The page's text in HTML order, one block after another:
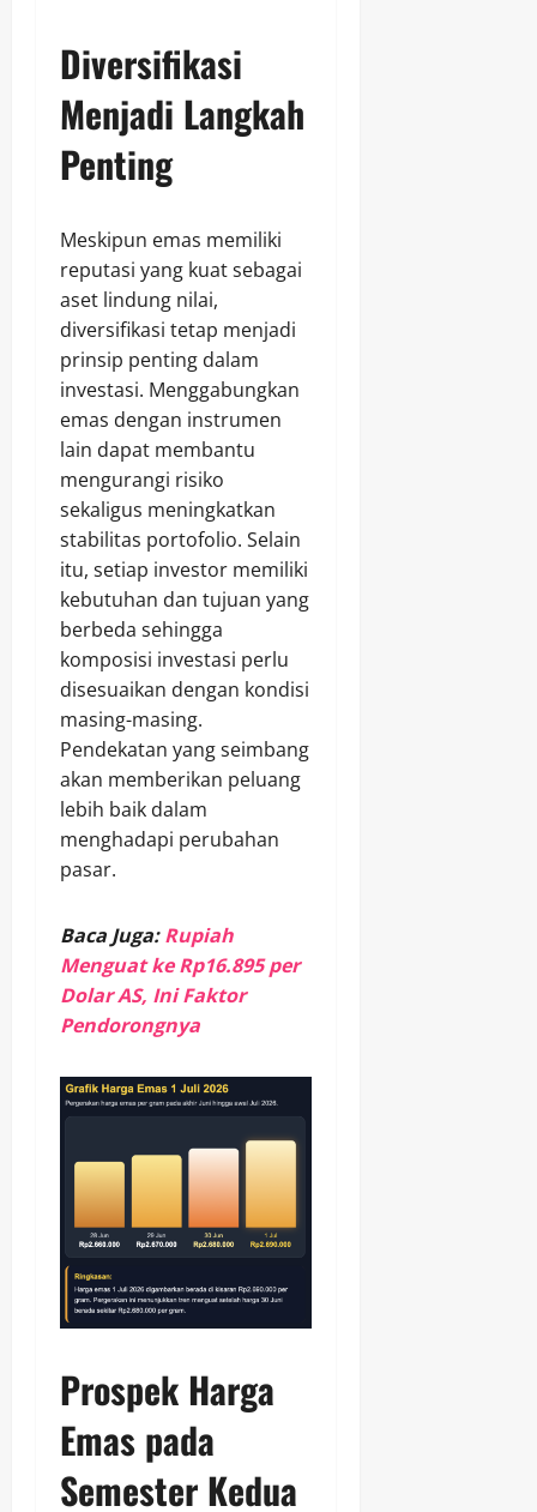
Diversifikasi
Menjadi Langkah
Penting
Meskipun emas memiliki
reputasi yang kuat sebagai
aset lindung nilai,
diversifikasi tetap menjadi
prinsip penting dalam
investasi. Menggabungkan
emas dengan instrumen
lain dapat membantu
mengurangi risiko
sekaligus meningkatkan
stabilitas portofolio. Selain
itu, setiap investor memiliki
kebutuhan dan tujuan yang
berbeda sehingga
komposisi investasi perlu
disesuaikan dengan kondisi
masing-masing.
Pendekatan yang seimbang
akan memberikan peluang
lebih baik dalam
menghadapi perubahan
pasar.
Baca Juga: Rupiah
Menguat ke Rp16.895 per
Dolar AS, Ini Faktor
Pendorongnya
Prospek Harga
Emas pada
Semester Kedua